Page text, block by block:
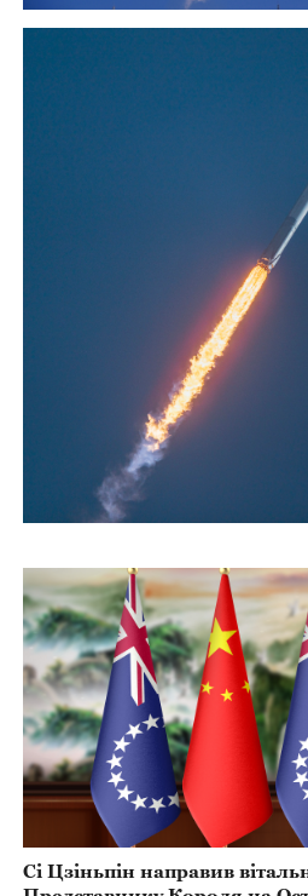
Сі Цзіньпін направив